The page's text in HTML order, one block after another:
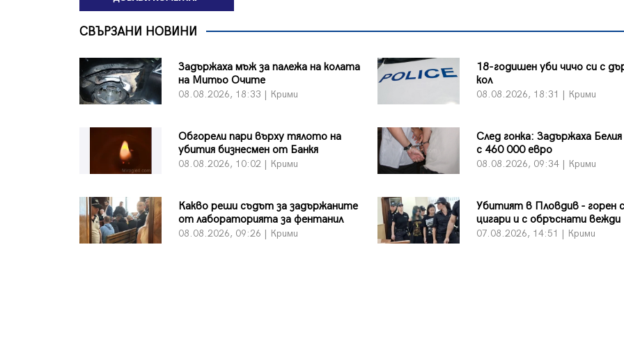
СВЪРЗАНИ НОВИНИ
Задържаха мъж за палежа на колата
на Митьо Очите
08.08.2026, 18:33 | Крими
18-годишен уби чичо си с
кол
08.08.2026, 18:31 | Крими
Обгорели пари върху тялото на
убития бизнесмен от Банкя
08.08.2026, 10:02 | Крими
След гонка: Задържаха
с 460 000 евро
08.08.2026, 09:34 | Крими
Какво реши съдът за задържаните
от лабораторията за фентанил
08.08.2026, 09:26 | Крими
Убитият в Пловдив - горен с
цигари и с обръснати вежди
07.08.2026, 14:51 | Крими